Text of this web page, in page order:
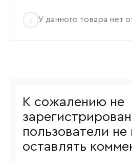
У данного товара нет
К сожалению не
пользователи не
оставлять